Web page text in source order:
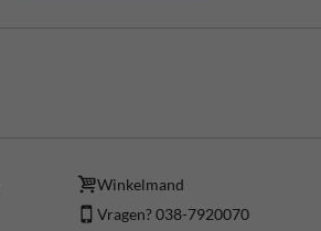
Winkelmand
Vragen? 038-7920070